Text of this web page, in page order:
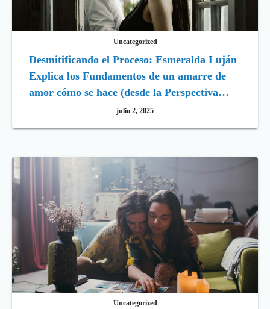
Uncategorized
Desmitificando el Proceso: Esmeralda Luján
Explica los Fundamentos de un amarre de
amor cómo se hace (desde la Perspectiva
julio 2, 2025
Uncategorized